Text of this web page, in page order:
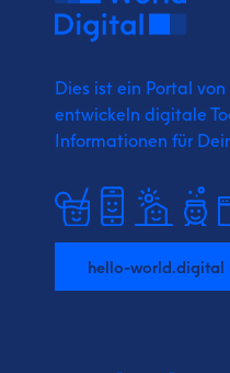
Dies ist ein Portal
entwickeln digitale
Informationen für
hello-world.digital